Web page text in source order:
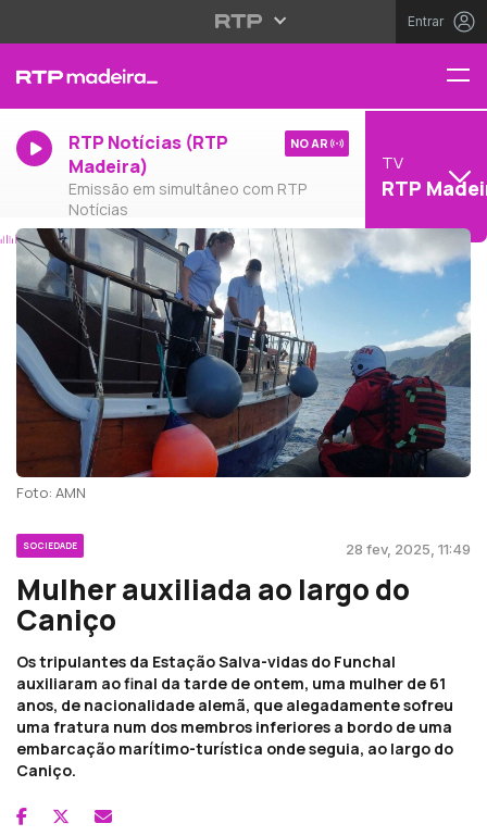
Entrar
RTP Notícias (RTP
Madeira)
Emissão em simultâneo com RTP
Notícias
NO AR
TV
RTP
Foto: AMN
SOCIEDADE 28 fev, 2025, 11:49
Mulher auxiliada ao largo do
Caniço
Os tripulantes da Estação Salva-vidas do Funchal
auxiliaram ao final da tarde de ontem, uma mulher de 61
anos, de nacionalidade alemã, que alegadamente sofreu
uma fratura num dos membros inferiores a bordo de uma
embarcação marítimo-turística onde seguia, ao largo do
Caniço.